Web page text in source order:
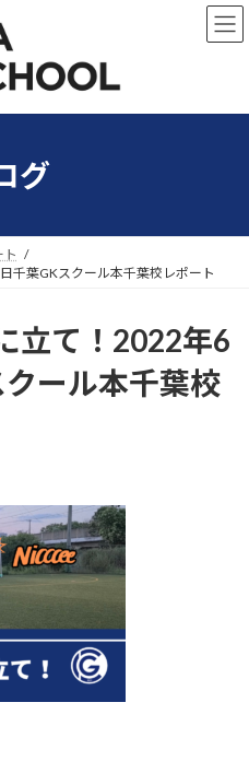
グ
ト
千葉GKスクール本千葉校レポート
立て！2022年6
ール本千葉校